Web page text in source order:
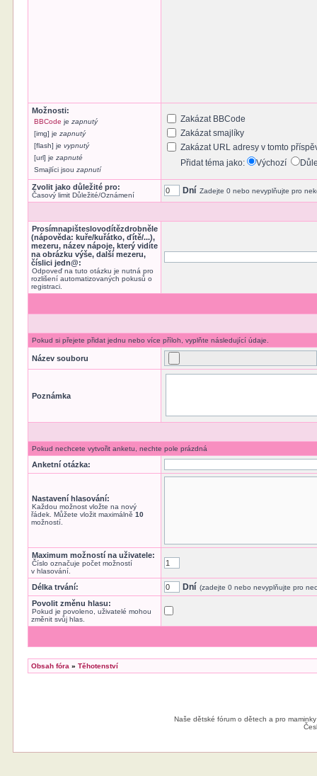
Možnosti:
BBCode jezapnutý
[img] jezapnutý
[flash] jevypnutý
[url] jezapnuté
Smajlíci jsouzapnutí
Zakázat BBCode
Zakázat smajlíky
Zakázat URL adresy v tomto
Přidat téma jako:
Výchozí
Zvolit jako důležité pro:
Časový limit Důležité/Oznámení Dní Zadejte 0 nebo nevyplňujte pro
Prosímnapišteslovodítězdrobněle
(nápověda: kuře/kuřátko, ďítě/...),
mezeru, název nápoje, který vidíte
na obrázku výše, další mezeru,
číslici jedn@:
Odpoveď na tuto otázku je nutná pro
rozlišení automatizovaných pokusů o
registraci.
Pokud si přejete přidat jednu nebo více příloh, vyplňte následující údaje.
Název souboru
Poznámka
Pokud nechcete vytvořit anketu, nechte pole prázdná
Anketní otázka:
Nastavení hlasování:
Každou možnost vložte na nový
řádek. Můžete vložit maximálně10
možností.
Maximum možností na uživatele:
Číslo označuje počet možností
v hlasování.
Délka trvání: Dní (zadejte 0 nebo nevyplňujte pro
Povolit změnu hlasu:
Pokud je povoleno, uživatelé mohou
změnit svůj hlas.
Obsah fóra »Těhotenství
Naše dětské fórum o dětech a pro